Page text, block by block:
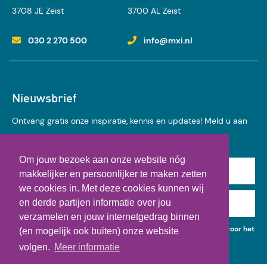
Om jouw bezoek aan onze website nóg
makkelijker en persoonlijker te maken zetten
we cookies in. Met deze cookies kunnen wij
en derde partijen informatie over jou
verzamelen en jouw internetgedrag binnen
(en mogelijk ook buiten) onze website
volgen. Meer informatie
3708 JE Zeist
3700 AL Zeist
030 2 270 500 info@mxi.nl
Nieuwsbrief
Ontvang gratis onze inspiratie, kennis en updates! Meld u aan
voor onze nieuwsbrief:
Achternaam
E-mail
Ik geef toestemming voor het gebruik van mijn gegevens voor het